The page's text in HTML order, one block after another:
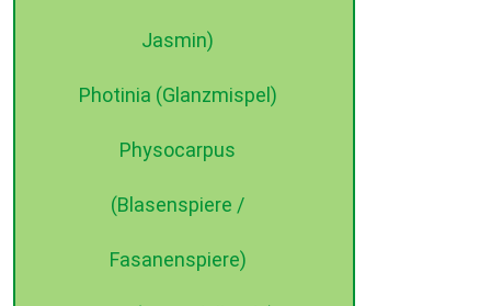
Jasmin)
Photinia (Glanzmispel)
Physocarpus
(Blasenspiere /
Fasanenspiere)